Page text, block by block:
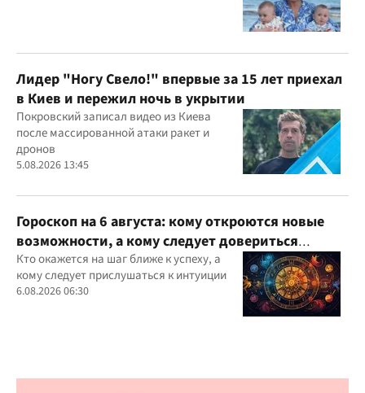
Лидер "Ногу Свело!" впервые за 15 лет приехал
в Киев и пережил ночь в укрытии
Покровский записал видео из Киева
после массированной атаки ракет и
дронов
5.08.2026 13:45
Гороскоп на 6 августа: кому откроются новые
возможности, а кому следует довериться
интуиции
Кто окажется на шаг ближе к успеху, а
кому следует прислушаться к интуиции
6.08.2026 06:30